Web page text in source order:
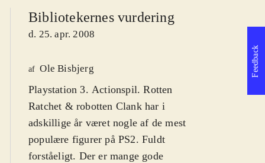
Bibliotekernes vurdering
d. 25. apr. 2008
af Ole Bisbjerg
Playstation 3. Actionspil. Rotten
Ratchet & robotten Clank har i
adskillige år været nogle af de mest
populære figurer på PS2. Fuldt
forståeligt. Der er mange gode
Feedback